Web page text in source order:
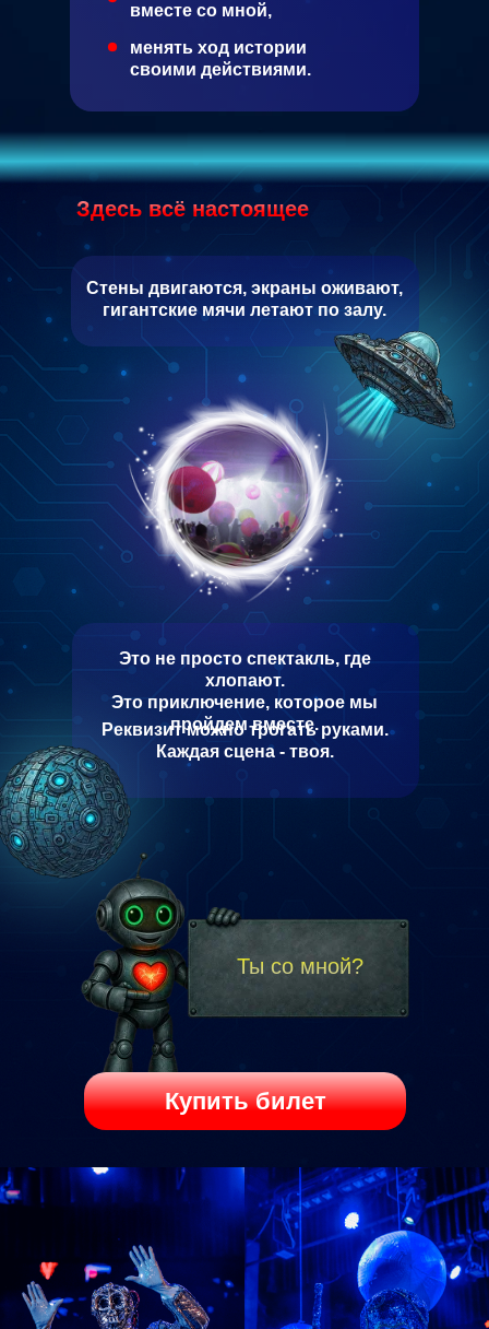
менять ход истории
своими действиями.
вместе со мной,
Ты со мной?
Это не просто спектакль, где
хлопают.
Это приключение, которое мы
пройдем вместе.
Здесь всё настоящее
Реквизит можно трогать руками.
Каждая сцена - твоя.
Стены двигаются, экраны оживают,
гигантские мячи летают по залу.
Купить билет